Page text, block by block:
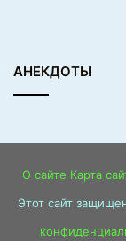
АНЕКДОТЫ
О сайте Карта
Этот сайт